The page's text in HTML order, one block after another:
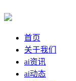
首页
关于我们
ai资讯
ai动态